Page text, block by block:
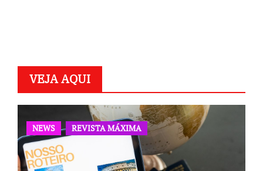
VEJA AQUI
NEWS REVISTA MÁXIMA